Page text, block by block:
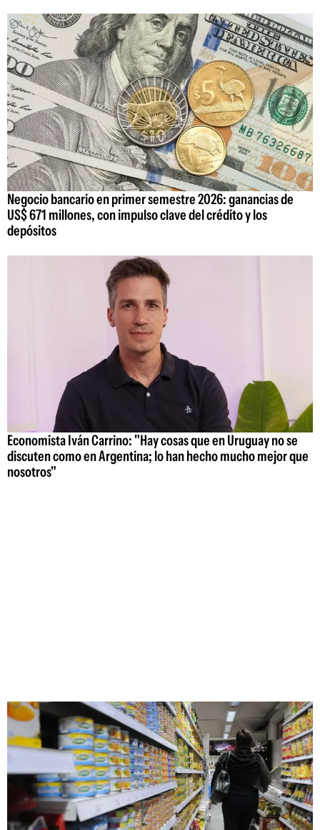
Negocio bancario en primer semestre 2026: ganancias de
US$ 671 millones, con impulso clave del crédito y los
depósitos
Economista Iván Carrino: "Hay cosas que en Uruguay no se
discuten como en Argentina; lo han hecho mucho mejor que
nosotros"